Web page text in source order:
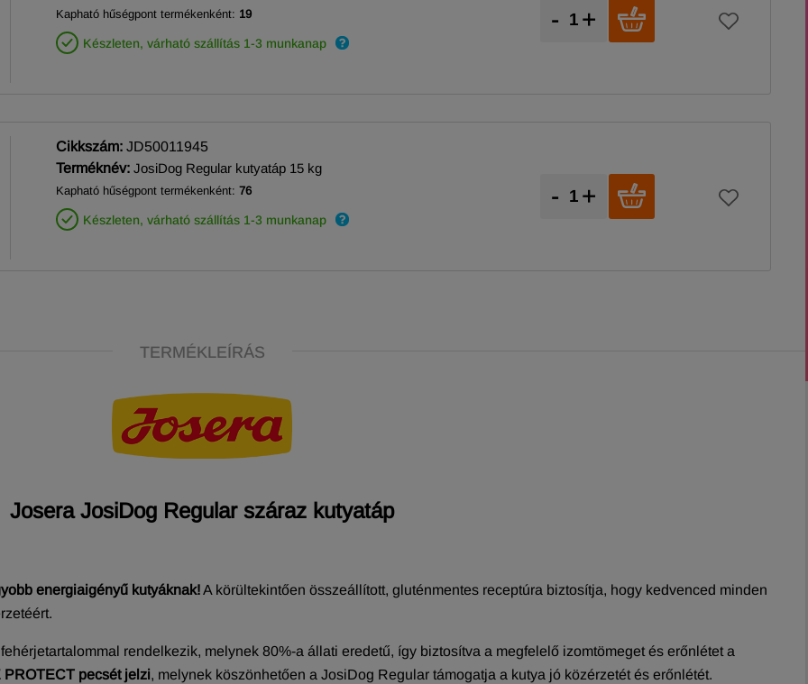
Kapható hűségpont termékenként: 19
Készleten, várható szállítás 1-3 munkanap
+
-
Cikkszám: JD50011945
Terméknév: JosiDog Regular kutyatáp 15 kg
Kapható hűségpont termékenként: 76
Készleten, várható szállítás 1-3 munkanap
+
-
TERMÉKLEÍRÁS
Josera JosiDog Regular száraz kutyatáp
energiaigényű kutyáknak!A körültekintően összeállított, gluténmentes receptúra biztosítja, hogy kedvenced minden
rendelkezik, melynek 80%-a állati eredetű, így biztosítva a megfelelő izomtömeget és erőnlétet a
PROTECT pecsét jelzi, melynek köszönhetően a JosiDog Regular támogatja a kutya jó közérzetét és erőnlétét.